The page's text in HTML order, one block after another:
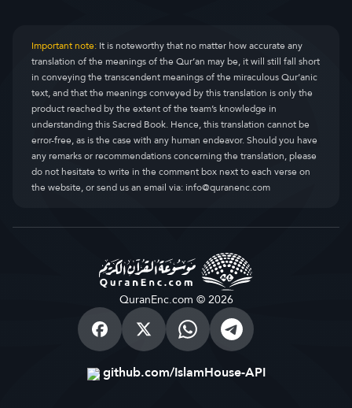
Important note:It is noteworthy that no matter how accurate any
translation of the meanings of the Qur’an may be, it will still fall short
in conveying the transcendent meanings of the miraculous Qur’anic
text, and that the meanings conveyed by this translation is only the
product reached by the extent of the team’s knowledge in
understanding this Sacred Book. Hence, this translation cannot be
error-free, as is the case with any human endeavor. Should you have
any remarks or recommendations concerning the translation, please
do not hesitate to write in the comment box next to each verse on
the website, or send us an email via:info@quranenc.com
QuranEnc.com © 2026
github.com/IslamHouse-API